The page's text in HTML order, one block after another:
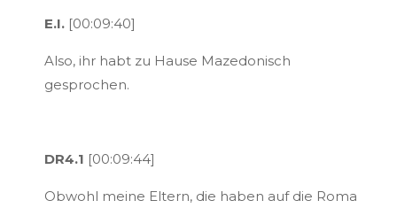
E.I. [00:09:40]
Also, ihr habt zu Hause Mazedonisch
gesprochen.
DR4.1 [00:09:44]
Obwohl meine Eltern, die haben auf die Roma